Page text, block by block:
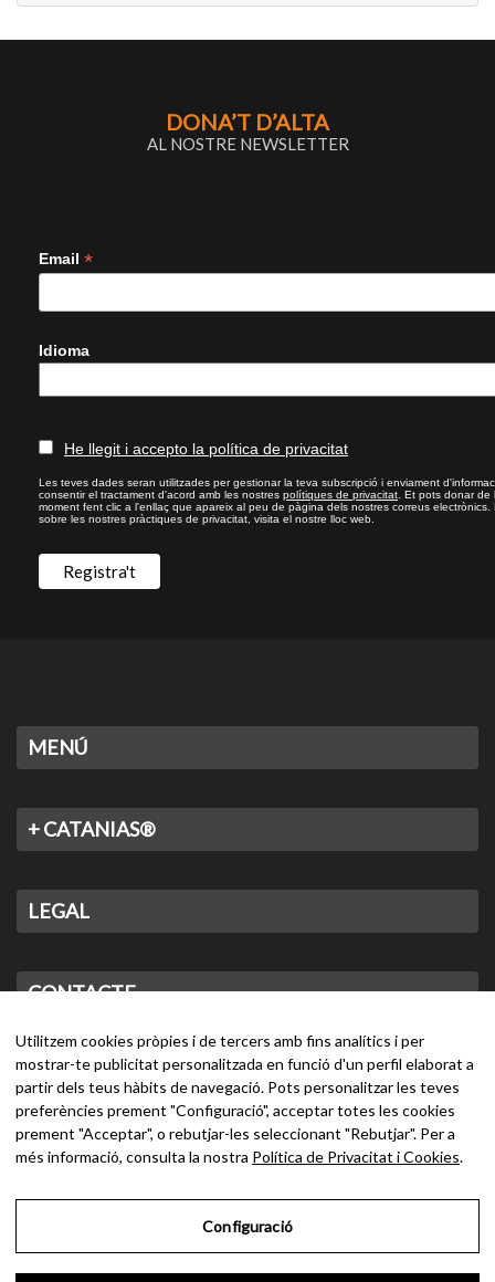
DONA’T D’ALTA
AL NOSTRE NEWSLETTER
Email *
Idioma
He llegit i accepto la política de privacitat
Les teves dades seran utilitzades per gestionar la teva subscripció i enviament
consentir el tractament d'acord amb les nostres polítiques de privacitat . Et pots donar
moment fent clic a l'enllaç que apareix al peu de pàgina dels nostres correus electrònics.
sobre les nostres pràctiques de privacitat, visita el nostre lloc web.
MENÚ
+ CATANIAS®
LEGAL
CONTACTE
Utilitzem cookies pròpies i de tercers amb fins analítics i per
mostrar-te publicitat personalitzada en funció d'un perfil elaborat a
partir dels teus hàbits de navegació. Pots personalitzar les teves
preferències prement "Configuració", acceptar totes les cookies
prement "Acceptar", o rebutjar-les seleccionant "Rebutjar". Per a
més informació, consulta la nostra Política de Privacitat i Cookies.
Configuració